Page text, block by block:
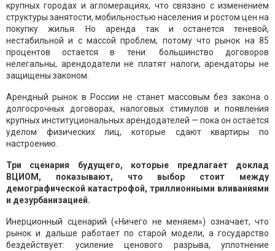
крупных городах и агломерациях, что связано с изменением
структуры занятости, мобильностью населения и ростом цен на
покупку жилья. Но аренда так и останется теневой,
нестабильной и с массой проблем, потому что рынок на 85
процентов остается в тени: большинство договоров
нелегальны, арендодатели не платят налоги, арендаторы не
защищены законом.
Арендный рынок в России не станет массовым без закона о
долгосрочных договорах, налоговых стимулов и появления
крупных институциональных арендодателей — пока он остается
уделом физических лиц, которые сдают квартиры по
настроению.
Три сценария будущего, которые предлагает доклад
ВЦИОМ, показывают, что выбор стоит между
демографической катастрофой, триллионными вливаниями
и дезурбанизацией.
Инерционный сценарий («Ничего не меняем») означает, что
рынок и дальше работает по старой модели, а государство
бездействует: усиление ценового разрыва, уплотнение